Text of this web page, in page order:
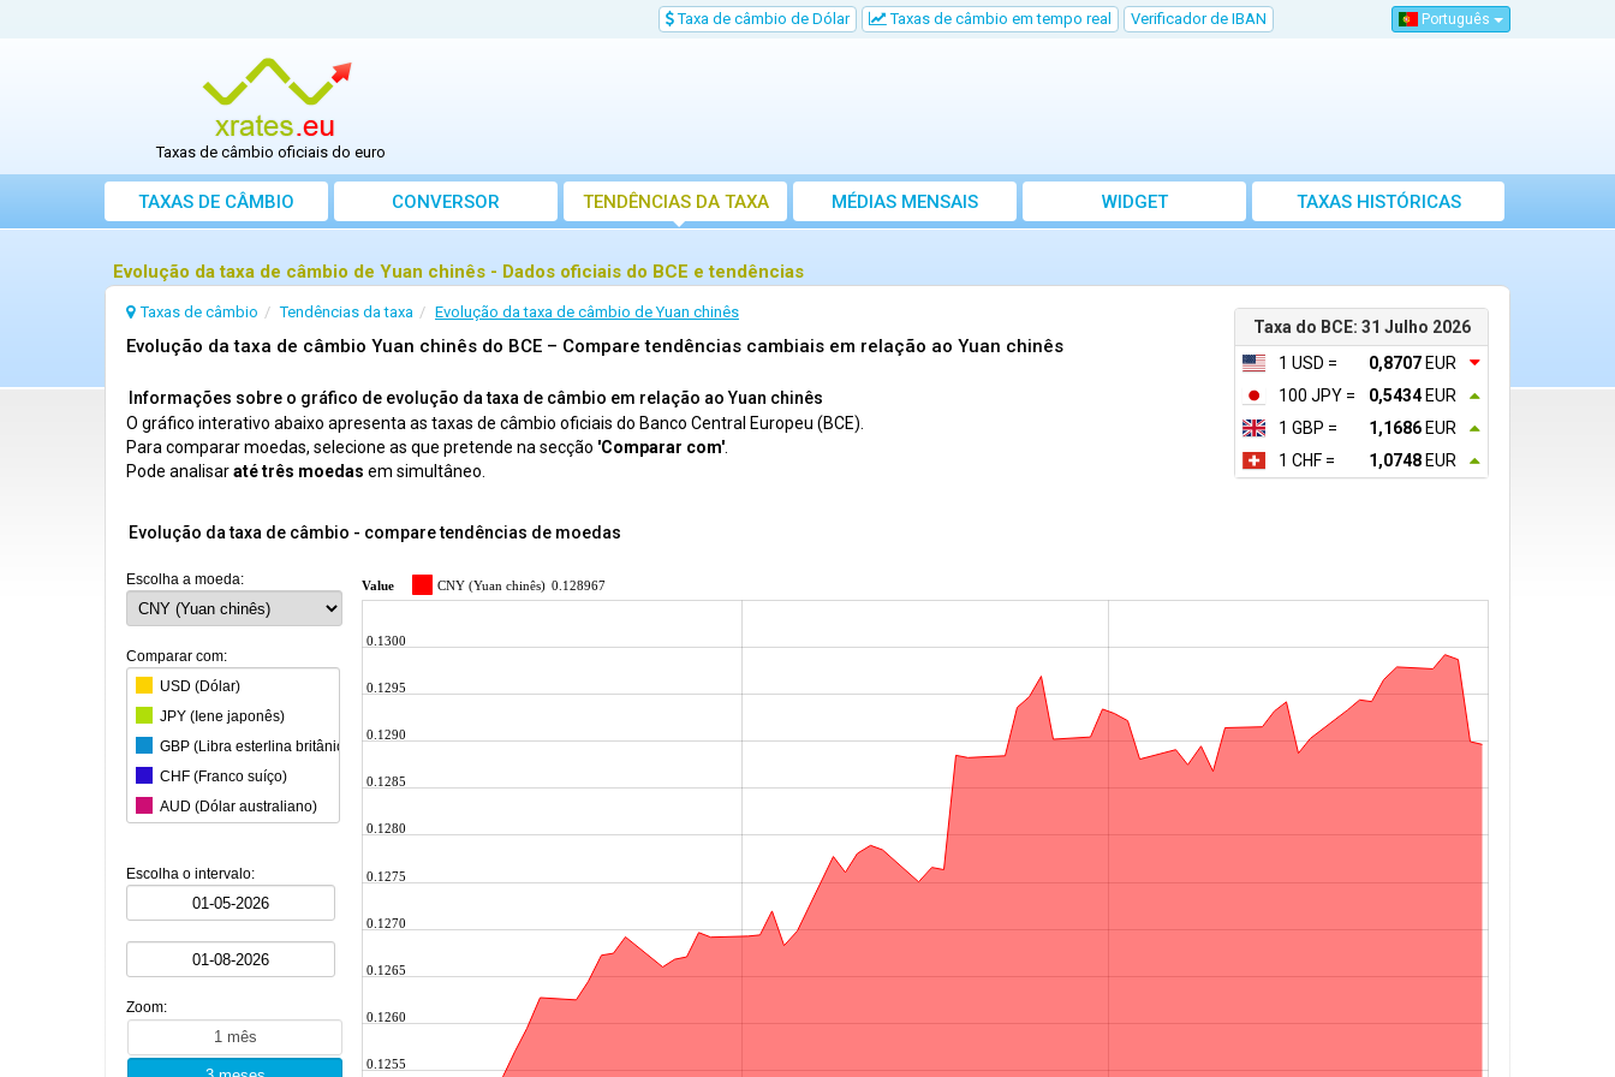
Taxa de câmbio de Dólar Taxas de câmbio em tempo real Verificador de IBAN Português
Taxas de câmbio oficiais do euro
TAXAS DE CÂMBIO CONVERSOR TENDÊNCIAS DA TAXA MÉDIAS MENSAIS WIDGET TAXAS HISTÓRICAS
Evolução da taxa de câmbio de Yuan chinês - Dados oficiais do BCE e tendências
Taxa do BCE: 31 Julho 2026
1 USD =
0,8707 EUR
100 JPY =
0,5434EUR
1 GBP =
1,1686 EUR
1 CHF =
1,0748 EUR
Taxas de câmbio Tendências da taxa Evolução da taxa de câmbio de Yuan chinês
Evolução da taxa de câmbio Yuan chinês do BCE – Compare tendências cambiais em relação ao Yuan chinês
Informações sobre o gráfico de evolução da taxa de câmbio em relação ao Yuan chinês
O gráfico interativo abaixo apresenta as taxas de câmbio oficiais do Banco Central Europeu (BCE).
Para comparar moedas, selecione as que pretende na secção 'Comparar com'.
Pode analisaraté três moedas em simultâneo.
Evolução da taxa de câmbio - compare tendências de moedas
Escolha a moeda:
Comparar com:
USD (Dólar)
JPY (Iene japonês)
GBP (Libra esterlina britânica)
CHF (Franco suíço)
AUD (Dólar australiano)
KRW (Won sul-coreano)
BRL (Real brasileiro)
MXN (Peso mexicano)
SGD (Dólar de Singapura)
SEK (Coroa sueca)
Escolha o intervalo:
Zoom:
Value CNY (Yuan chinês) 0.128967
0.1255
0.1260
0.1265
0.1270
0.1275
0.1280
0.1285
0.1290
0.1295
0.1300